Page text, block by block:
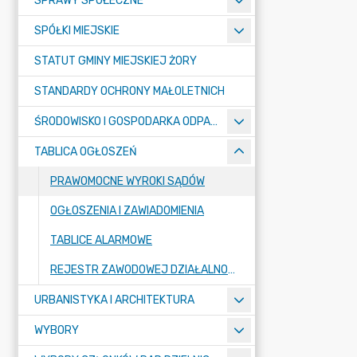
SPÓŁKI MIEJSKIE
STATUT GMINY MIEJSKIEJ ŻORY
STANDARDY OCHRONY MAŁOLETNICH
ŚRODOWISKO I GOSPODARKA ODPADAMI
TABLICA OGŁOSZEŃ
PRAWOMOCNE WYROKI SĄDÓW
OGŁOSZENIA I ZAWIADOMIENIA
TABLICE ALARMOWE
REJESTR ZAWODOWEJ DZIAŁALNOŚCI LOBBINGOWEJ
URBANISTYKA I ARCHITEKTURA
WYBORY